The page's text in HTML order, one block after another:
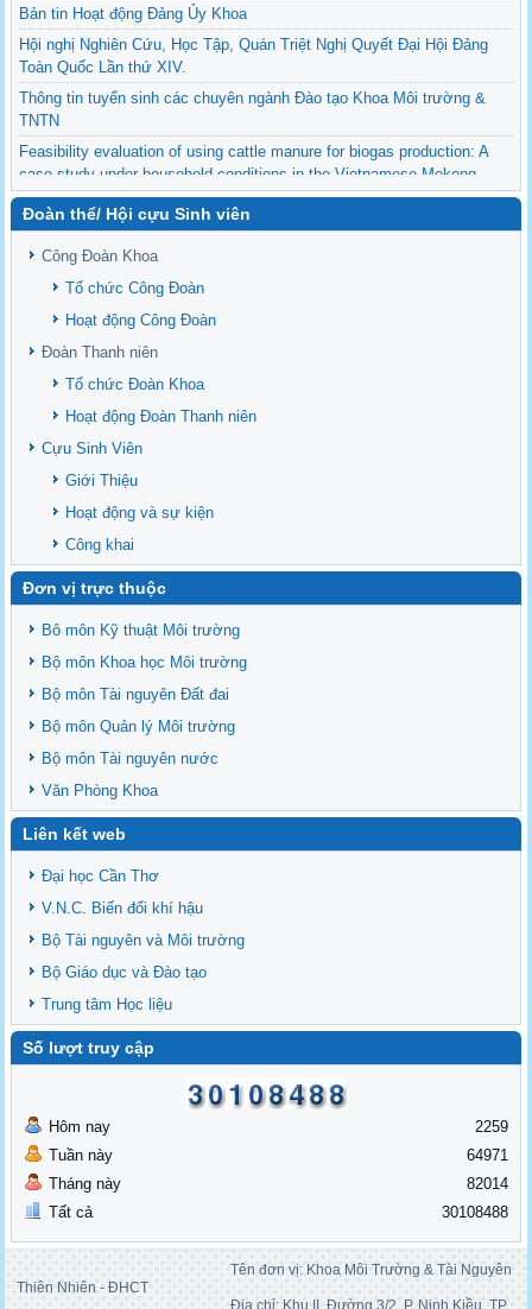
Bản tin Hoạt động Đảng Ủy Khoa
Hội nghị Nghiên Cứu, Học Tập, Quán Triệt Nghị Quyết Đại Hội Đảng
Toàn Quốc Lần thứ XIV.
Thông tin tuyển sinh các chuyên ngành Đào tạo Khoa Môi trường &
TNTN
Feasibility evaluation of using cattle manure for biogas production: A
case study under household conditions in the Vietnamese Mekong
Delta
Sediment properties in flood-based farming systems in the Vietnamese
upstream Mekong Delta
Danh mục tạp chí xuất bản Quốc Tế 2026
Danh Mục các Đề Tài NCKH cấp Tỉnh năm 2024
Văn bản - Quy định
Ban chấp hành Đảng bộ khoa
Đoàn thể/ Hội cựu Sinh viên
Công Đoàn Khoa
Tổ chức Công Đoàn
Hoạt động Công Đoàn
Đoàn Thanh niên
Tổ chức Đoàn Khoa
Hoạt động Đoàn Thanh niên
Cựu Sinh Viên
Giới Thiệu
Hoạt động và sự kiện
Công khai
Đơn vị trực thuộc
Bô môn Kỹ thuật Môi trường
Bộ môn Khoa học Môi trường
Bộ môn Tài nguyên Đất đai
Bộ môn Quản lý Môi trường
Bộ môn Tài nguyên nước
Văn Phòng Khoa
Liên kết web
Đại học Cần Thơ
V.N.C. Biến đổi khí hậu
Bộ Tài nguyên và Môi trường
Bộ Giáo dục và Đào tạo
Trung tâm Học liệu
Số lượt truy cập
Hôm nay
Tuần này
Tháng này
Tất cả
2259
64971
82014
30108488
Tên đơn vị: Khoa Môi Trường & Tài Nguyên
Thiên Nhiên - ĐHCT
Địa chỉ: Khu II, Đường 3/2, P. Ninh Kiều, TP.